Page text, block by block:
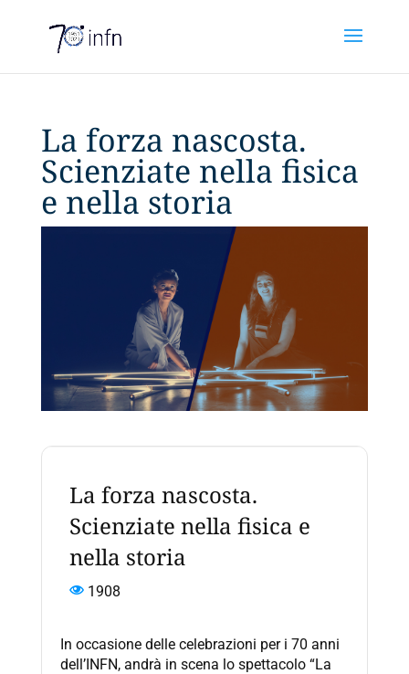
La forza nascosta.
Scienziate nella fisica
e nella storia
La forza nascosta.
Scienziate nella fisica e
nella storia
1908
In occasione delle celebrazioni per i 70 anni
dell’INFN, andrà in scena lo spettacolo “La